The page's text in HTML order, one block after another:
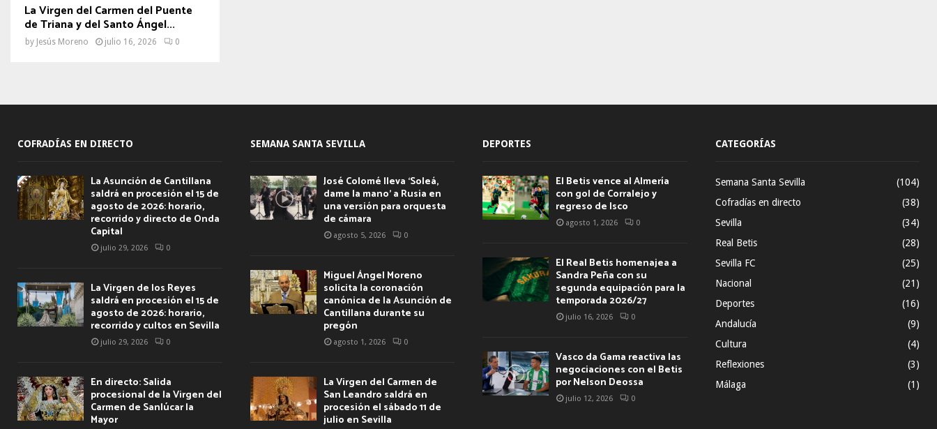
La Virgen del Carmen del Puente
de Triana y del Santo Ángel...
by Jesús Moreno julio 16, 2026 0
COFRADÍAS EN DIRECTO
La Asunción de Cantillana
saldrá en procesión el 15 de
agosto de 2026: horario,
recorrido y directo de Onda
Capital
julio 29, 2026 0
La Virgen de los Reyes
saldrá en procesión el 15 de
agosto de 2026: horario,
recorrido y cultos en Sevilla
julio 29, 2026 0
En directo: Salida
procesional de la Virgen del
Carmen de Sanlúcar la
Mayor
SEMANA SANTA SEVILLA
José Colomé lleva ‘Soleá,
dame la mano’ a Rusia en
una versión para orquesta
de cámara
agosto 5, 2026 0
Miguel Ángel Moreno
solicita la coronación
canónica de la Asunción de
Cantillana durante su
pregón
agosto 1, 2026 0
La Virgen del Carmen de
San Leandro saldrá en
procesión el sábado 11 de
julio en Sevilla
DEPORTES
El Betis vence al Almería
con gol de Corralejo y
regreso de Isco
agosto 1, 2026 0
El Real Betis homenajea a
Sandra Peña con su
segunda equipación para la
temporada 2026/27
julio 16, 2026 0
Vasco da Gama reactiva las
negociaciones con el Betis
por Nelson Deossa
julio 12, 2026 0
CATEGORÍAS
Semana Santa Sevilla
(104)
Cofradías en directo
(38)
Sevilla
(34)
Real Betis
(28)
Sevilla FC
(25)
Nacional
(21)
Deportes
(16)
Andalucía
(9)
Cultura
(4)
Reflexiones
(3)
Málaga
(1)